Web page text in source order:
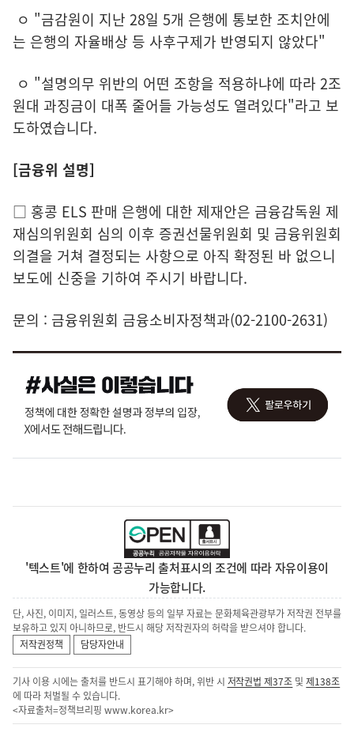
ㅇ "금감원이 지난 28일 5개 은행에 통보한 조치안에
는 은행의 자율배상 등 사후구제가 반영되지 않았다"
ㅇ "설명의무 위반의 어떤 조항을 적용하냐에 따라 2조
원대 과징금이 대폭 줄어들 가능성도 열려있다"라고 보
도하였습니다.
[금융위 설명]
□ 홍콩 ELS 판매 은행에 대한 제재안은 금융감독원 제
재심의위원회 심의 이후 증권선물위원회 및 금융위원회
의결을 거쳐 결정되는 사항으로 아직 확정된 바 없으니
보도에 신중을 기하여 주시기 바랍니다.
문의 : 금융위원회 금융소비자정책과(02-2100-2631)
'텍스트'에 한하여 공공누리 출처표시의 조건에 따라 자유이용이
가능합니다.
단, 사진, 이미지, 일러스트, 동영상 등의 일부 자료는 문화체육관광부가 저작권 전부를
보유하고 있지 아니하므로, 반드시 해당 저작권자의 허락을 받으셔야 합니다.
저작권정책
담당자안내
기사 이용 시에는 출처를 반드시 표기해야 하며, 위반 시 저작권법 제37조 및제138조
에 따라 처벌될 수 있습니다.
<자료출처=정책브리핑 www.korea.kr>